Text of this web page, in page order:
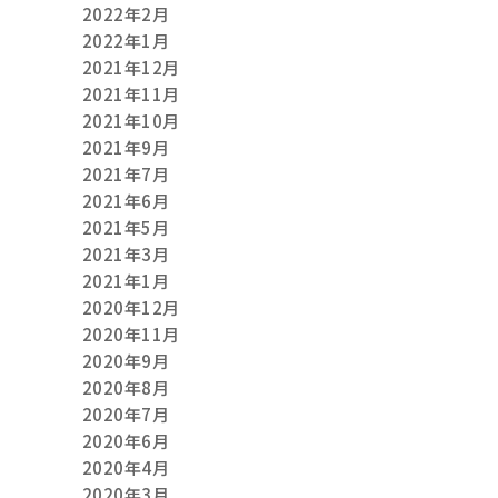
2022年2月
2022年1月
2021年12月
2021年11月
2021年10月
2021年9月
2021年7月
2021年6月
2021年5月
2021年3月
2021年1月
2020年12月
2020年11月
2020年9月
2020年8月
2020年7月
2020年6月
2020年4月